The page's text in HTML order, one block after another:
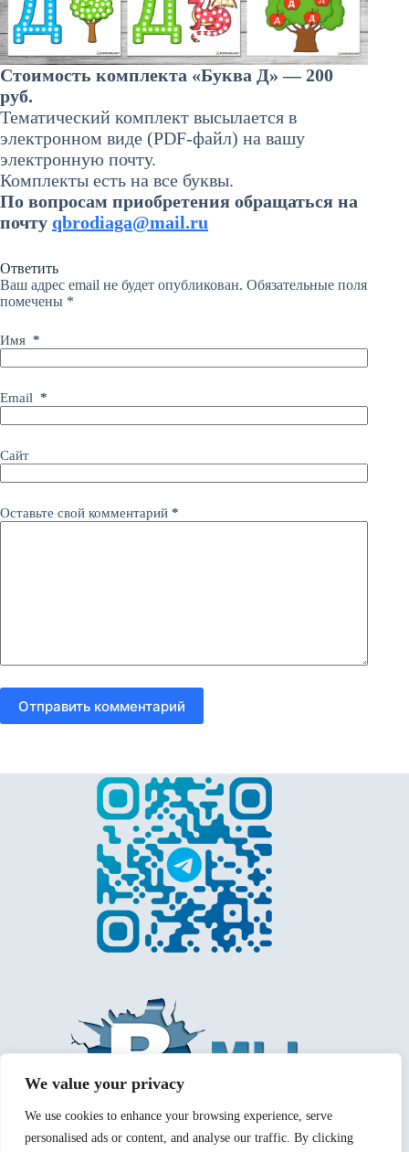
We value your privacy
We use cookies to enhance your browsing experience, serve
personalised ads or content, and analyse our traffic. By clicking
Стоимость комплекта «Буква Д» — 200
руб.
Тематический комплект высылается в
электронном виде (PDF-файл) на вашу
электронную почту.
Комплекты есть на все буквы.
По вопросам приобретения обращаться на
почту qbrodiaga@mail.ru
Ответить
Ваш адрес email не будет опубликован. Обязательные поля
помечены *
Имя *
Email *
Сайт
Оставьте свой комментарий *
Отправить комментарий